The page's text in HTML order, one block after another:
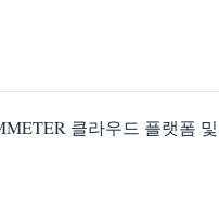
클라우드 플랫폼